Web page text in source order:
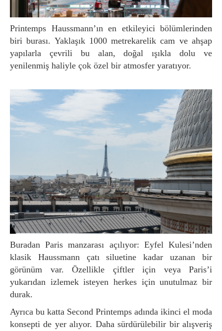
Printemps Haussmann’ın en etkileyici bölümlerinden
biri burası. Yaklaşık 1000 metrekarelik cam ve ahşap
yapılarla çevrili bu alan, doğal ışıkla dolu ve
yenilenmiş haliyle çok özel bir atmosfer yaratıyor.
Buradan Paris manzarası açılıyor: Eyfel Kulesi’nden
klasik Haussmann çatı siluetine kadar uzanan bir
görünüm var. Özellikle çiftler için veya Paris’i
yukarıdan izlemek isteyen herkes için unutulmaz bir
durak.
Ayrıca bu katta Second Printemps adında ikinci el moda
konsepti de yer alıyor. Daha sürdürülebilir bir alışveriş